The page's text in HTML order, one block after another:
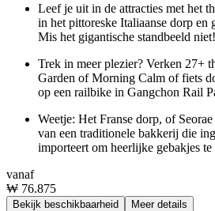
Leef je uit in de attracties met het
in het pittoreske Italiaanse dorp en
Mis het gigantische standbeeld niet!
Trek in meer plezier? Verken 27+
Garden of Morning Calm of fiets
op een railbike in Gangchon Rail
Weetje: Het Franse dorp, of
van een traditionele bakkerij die
importeert om heerlijke gebakjes te
vanaf
₩ 76.875
Bekijk beschikbaarheid Meer details